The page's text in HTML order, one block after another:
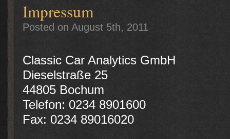
Impressum
Posted on August 5th, 2011
Classic Car Analytics GmbH
Dieselstraße 25
44805 Bochum
Telefon: 0234 8901600
Fax: 0234 89016020